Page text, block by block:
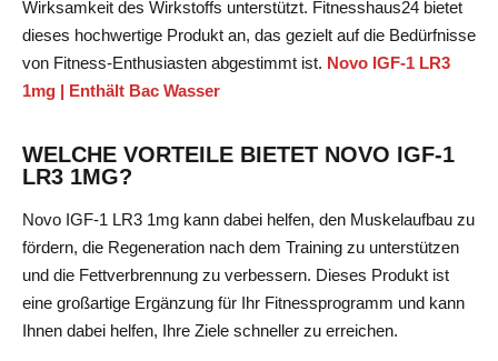
Wirksamkeit des Wirkstoffs unterstützt. Fitnesshaus24 bietet
dieses hochwertige Produkt an, das gezielt auf die Bedürfnisse
von Fitness-Enthusiasten abgestimmt ist. Novo IGF-1 LR3
1mg | Enthält Bac Wasser
WELCHE VORTEILE BIETET NOVO IGF-1
LR3 1MG?
Novo IGF-1 LR3 1mg kann dabei helfen, den Muskelaufbau zu
fördern, die Regeneration nach dem Training zu unterstützen
und die Fettverbrennung zu verbessern. Dieses Produkt ist
eine großartige Ergänzung für Ihr Fitnessprogramm und kann
Ihnen dabei helfen, Ihre Ziele schneller zu erreichen.